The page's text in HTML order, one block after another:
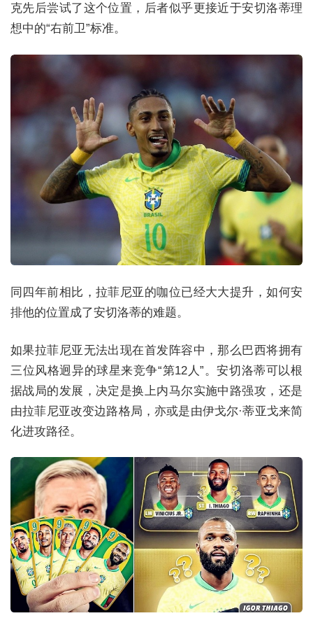
克先后尝试了这个位置，后者似乎更接近于安切洛蒂理
想中的“右前卫”标准。
同四年前相比，拉菲尼亚的咖位已经大大提升，如何安
排他的位置成了安切洛蒂的难题。
如果拉菲尼亚无法出现在首发阵容中，那么巴西将拥有
三位风格迥异的球星来竞争“第12人”。安切洛蒂可以根
据战局的发展，决定是换上内马尔实施中路强攻，还是
由拉菲尼亚改变边路格局，亦或是由伊戈尔·蒂亚戈来简
化进攻路径。